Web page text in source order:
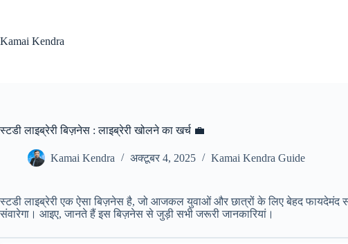
Kamai Kendra
स्टडी लाइब्रेरी बिज़नेस : लाइब्रेरी खोलने का खर्च 💼
Kamai Kendra अक्टूबर 4, 2025 Kamai Kendra Guide
स्टडी लाइब्रेरी एक ऐसा बिज़नेस है, जो आजकल युवाओं और छात्रों के लिए बेहद फायदेमंद
संवारेगा। आइए, जानते हैं इस बिज़नेस से जुड़ी सभी जरूरी जानकारियां।